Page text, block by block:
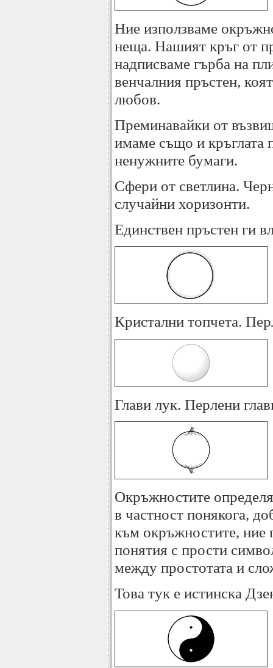
Ние използваме
неща. Нашият кръг от
надписваме гърба на
венчалния пръстен,
любов.
Преминавайки от
имаме също и кръглата
ненужните бумаги.
Сфери от светлина.
случайни хоризонти.
Единствен пръстен ги
Кристални топчета.
Глави лук. Перлени
Окръжностите
в частност понякога,
към окръжностите, ние
понятия с прости
между простотата и
Това тук е истинска